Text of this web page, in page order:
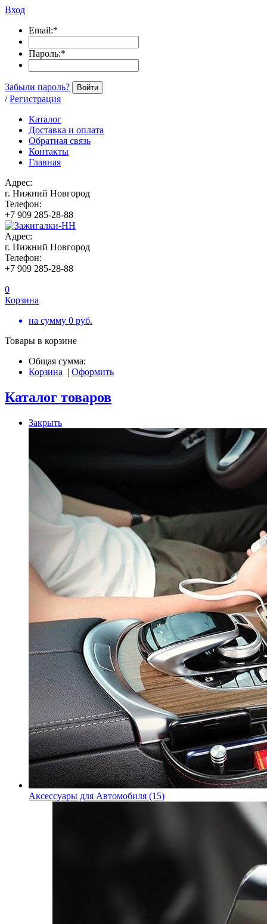
Вход
Email:*
Пароль:*
Забыли пароль? Войти
/ Регистрация
Каталог
Доставка и оплата
Обратная связь
Контакты
Главная
Адрес:
г. Нижний Новгород
Телефон:
+7 909 285-28-88
Адрес:
г. Нижний Новгород
Телефон:
+7 909 285-28-88
0
Корзина
на сумму 0 руб.
Товары в корзине
Общая сумма:
Корзина | Оформить
Каталог товаров
Закрыть
Аксессуары для Автомобиля (15)